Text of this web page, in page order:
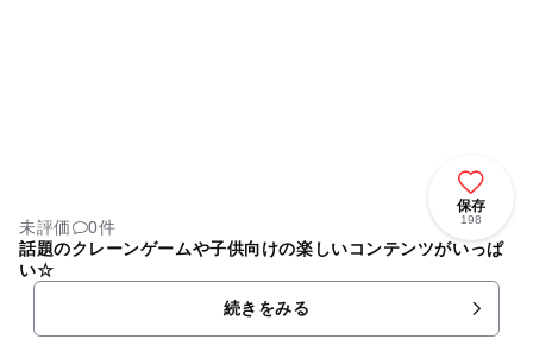
保存
198
未評価
0件
話題のクレーンゲームや子供向けの楽しいコンテンツがいっぱ
い☆
続きをみる